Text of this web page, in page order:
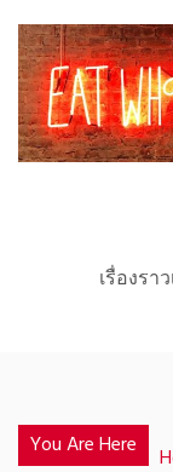
Skip
content
เรื่องร
You Are Here